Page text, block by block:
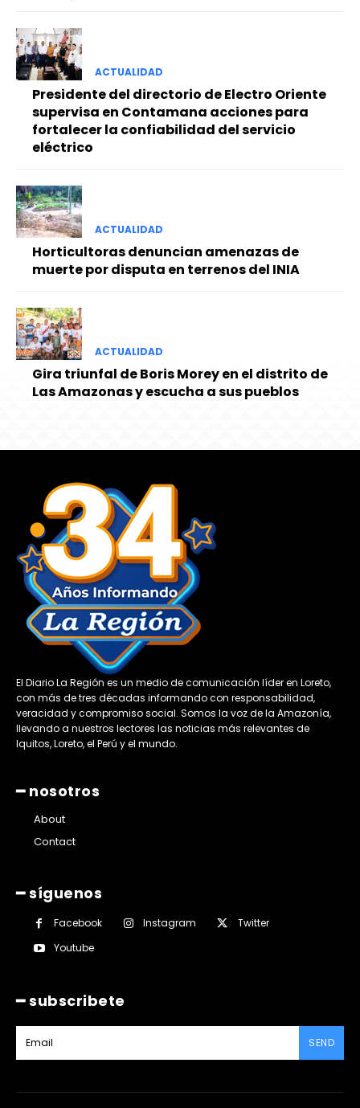
ACTUALIDAD
Presidente del directorio de Electro Oriente
supervisa en Contamana acciones para
fortalecer la confiabilidad del servicio
eléctrico
ACTUALIDAD
Horticultoras denuncian amenazas de
muerte por disputa en terrenos del INIA
ACTUALIDAD
Gira triunfal de Boris Morey en el distrito de
Las Amazonas y escucha a sus pueblos
El Diario La Región es un medio de comunicación líder en Loreto,
con más de tres décadas informando con responsabilidad,
veracidad y compromiso social. Somos la voz de la Amazonía,
llevando a nuestros lectores las noticias más relevantes de
Iquitos, Loreto, el Perú y el mundo.
━ nosotros
About
Contact
━ síguenos
Facebook Instagram
Twitter
Youtube
━ subscribete
SEND